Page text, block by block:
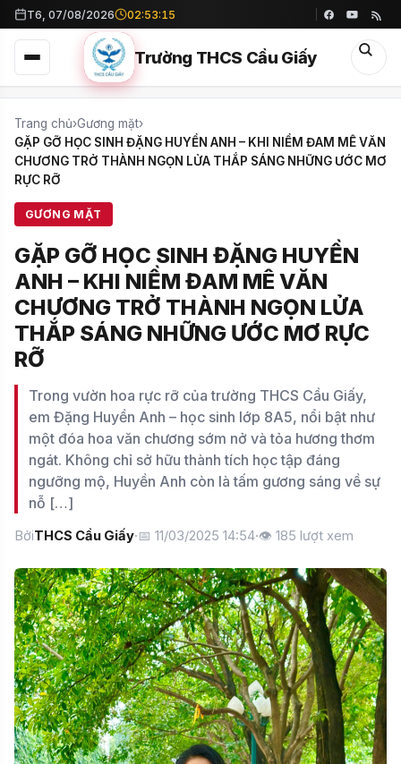
T6, 07/08/2026 02:53:16
Trường THCS Cầu Giấy
Trang chủ›Gương mặt›
GẶP GỠ HỌC SINH ĐẶNG HUYỀN ANH – KHI NIỀM ĐAM MÊ VĂN
CHƯƠNG TRỞ THÀNH NGỌN LỬA THẮP SÁNG NHỮNG ƯỚC MƠ
RỰC RỠ
GƯƠNG MẶT
GẶP GỠ HỌC SINH ĐẶNG HUYỀN
ANH – KHI NIỀM ĐAM MÊ VĂN
CHƯƠNG TRỞ THÀNH NGỌN LỬA
THẮP SÁNG NHỮNG ƯỚC MƠ RỰC
RỠ
Trong vườn hoa rực rỡ của trường THCS Cầu Giấy,
em Đặng Huyền Anh – học sinh lớp 8A5, nổi bật như
một đóa hoa văn chương sớm nở và tỏa hương thơm
ngát. Không chỉ sở hữu thành tích học tập đáng
ngưỡng mộ, Huyền Anh còn là tấm gương sáng về sự
nỗ […]
BởiTHCS Cầu Giấy·📅 11/03/2025 14:54·👁 185 lượt xem